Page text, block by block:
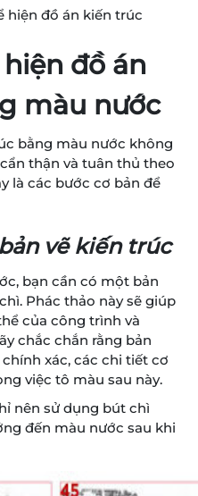
hiện đồ án kiến trúc
đồ án
màu nước
bằng màu nước không
thận và tuân thủ theo
là các bước cơ bản để
vẽ kiến trúc
bạn cần có một bản
Phác thảo này sẽ giúp
của công trình và
chắc chắn rằng bản
xác, các chi tiết cơ
việc tô màu sau này.
nên sử dụng bút chì
đến màu nước sau khi